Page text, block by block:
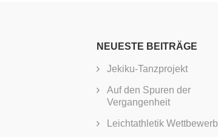
NEUESTE BEITRÄGE
Jekiku-Tanzprojekt
Auf den Spuren der
Vergangenheit
Leichtathletik Wettbewerb